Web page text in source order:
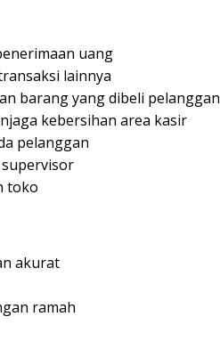
uang
lainnya
barang yang dibeli pelanggan
kebersihan area kasir
pelanggan
toko
akurat
ramah